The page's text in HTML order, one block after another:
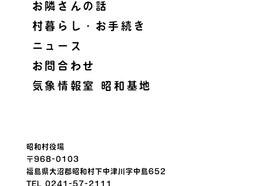
お隣さんの話
村暮らし・お手続き
ニュース
お問合わせ
気象情報室 昭和基地
昭和村役場
〒968-0103
福島県大沼郡昭和村下中津川字中島652
TEL 0241-57-2111